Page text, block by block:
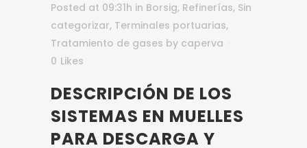
Posted at 09:31h in Borsig, Refinerías, Sin
categorizar, Terminales portuarias,
Tratamiento de gases by caperva
0 Likes
DESCRIPCIÓN DE LOS
SISTEMAS EN MUELLES
PARA DESCARGA Y